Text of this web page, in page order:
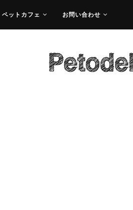
ペットカフェ お問い合わせ